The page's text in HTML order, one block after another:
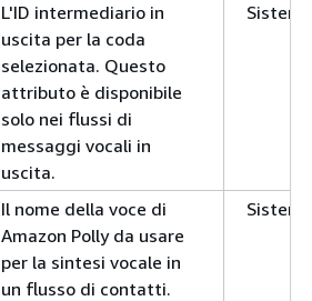
L'ID intermediario in
uscita per la coda
selezionata. Questo
attributo è disponibile
solo nei flussi di
messaggi vocali in
uscita.
Sistema
Il nome della voce di
Amazon Polly da usare
per la sintesi vocale in
un flusso di contatti.
Sistema